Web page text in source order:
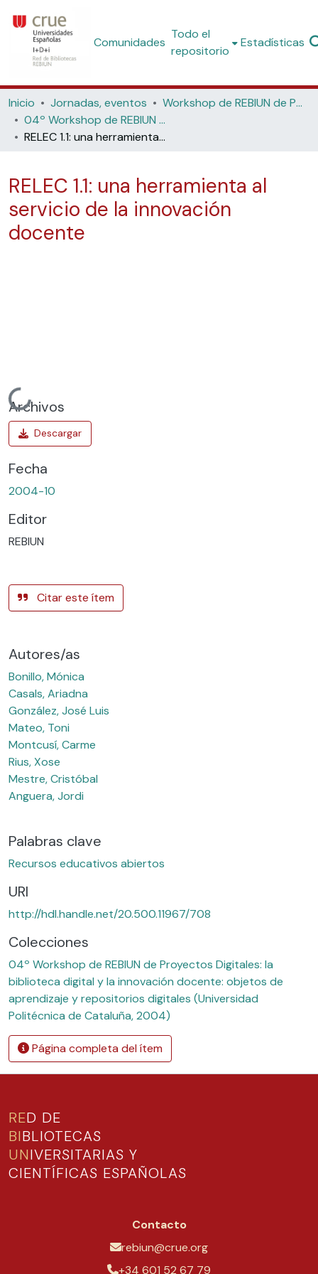
Comunidades
Todo el
repositorio
Estadísticas
Inicio Jornadas, eventos
Workshop de REBIUN de Proyectos Digitales
04º Workshop de REBIUN de Proyectos Digitales: la biblioteca digital y la innovación docente: objetos de aprendizaje y repositorios digitales (Universidad Politécnica de Cataluña, 2004)
RELEC 1.1: una herramienta al servicio de la innovación docente
RELEC 1.1: una herramienta al
servicio de la innovación
docente
Cargando...
Archivos
Fecha
2004-10
Editor
REBIUN
Citar este ítem
Autores/as
Bonillo, Mónica
Casals, Ariadna
González, José Luis
Mateo, Toni
Montcusí, Carme
Rius, Xose
Mestre, Cristóbal
Anguera, Jordi
Palabras clave
Recursos educativos abiertos
URI
http://hdl.handle.net/20.500.11967/708
Colecciones
04º Workshop de REBIUN de Proyectos Digitales: la
biblioteca digital y la innovación docente: objetos de
aprendizaje y repositorios digitales (Universidad
Politécnica de Cataluña, 2004)
Página completa del ítem
RED DE
BIBLIOTECAS
UNIVERSITARIAS Y
CIENTÍFICAS ESPAÑOLAS
Contacto
rebiun@crue.org
+34 601 52 67 79